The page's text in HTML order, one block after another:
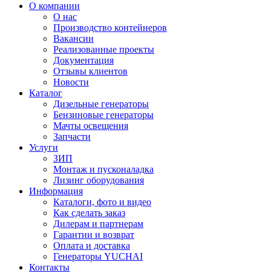
О компании
О нас
Производство контейнеров
Вакансии
Реализованные проекты
Документация
Отзывы клиентов
Новости
Каталог
Дизельные генераторы
Бензиновые генераторы
Мачты освещения
Запчасти
Услуги
ЗИП
Монтаж и пусконаладка
Лизинг оборудования
Информация
Каталоги, фото и видео
Как сделать заказ
Дилерам и партнерам
Гарантии и возврат
Оплата и доставка
Генераторы YUCHAI
Контакты